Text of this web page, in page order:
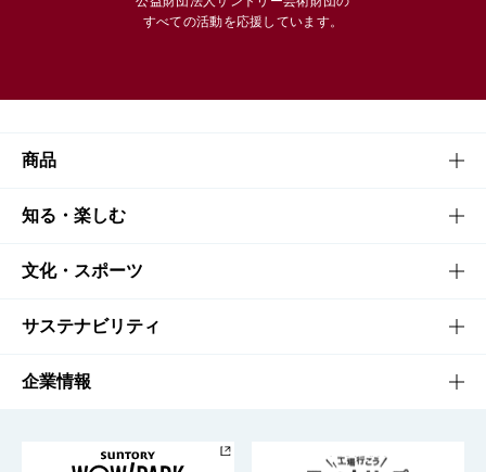
すべての活動を応援しています。
商品
商品TOP
商品一覧
商品発売情報
栄養成分一覧
知る・楽しむ
知る・楽しむTOP
キャンペーン
工場見学
文化・スポーツ
文化・スポーツTOP
サントリーホール
サステナビリティ
サステナビリティTOP
企業情報